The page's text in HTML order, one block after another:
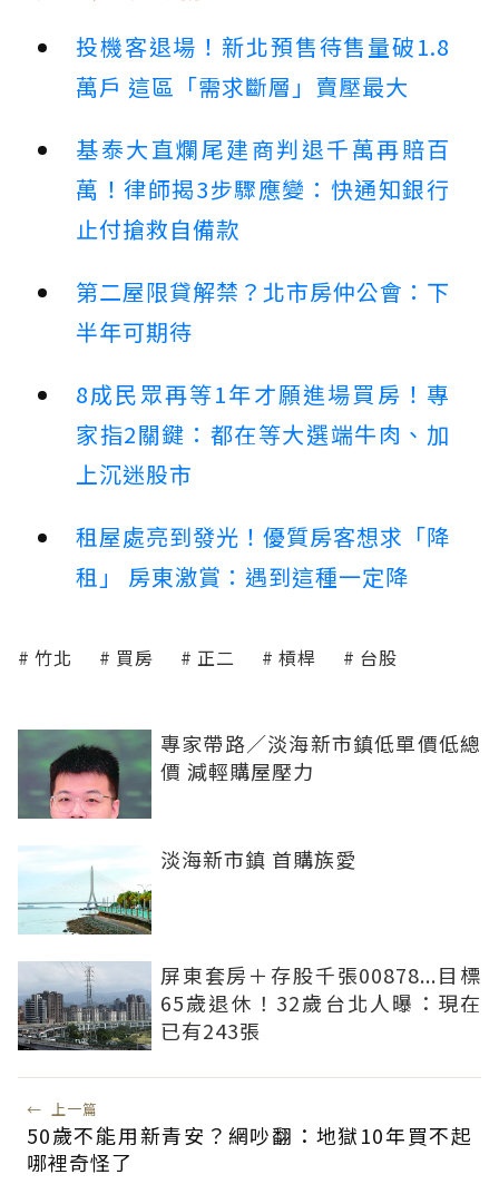
投機客退場！新北預售待售量破1.8
萬戶 這區「需求斷層」賣壓最大
基泰大直爛尾建商判退千萬再賠百
萬！律師揭3步驟應變：快通知銀行
止付搶救自備款
第二屋限貸解禁？北市房仲公會：下
半年可期待
8成民眾再等1年才願進場買房！專
家指2關鍵：都在等大選端牛肉、加
上沉迷股市
租屋處亮到發光！優質房客想求「降
租」 房東激賞：遇到這種一定降
竹北 買房 正二 槓桿 台股
專家帶路／淡海新市鎮低單價低總
價 減輕購屋壓力
淡海新市鎮 首購族愛
屏東套房＋存股千張00878...目標
65歲退休！32歲台北人曝：現在
已有243張
← 上一篇
50歲不能用新青安？網吵翻：地獄10年買不起
哪裡奇怪了